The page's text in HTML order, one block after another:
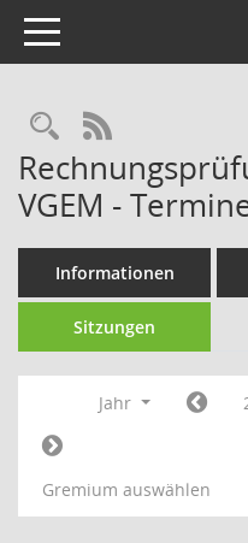
Toggle navigation
RSS-Feed
VGEM -
Informationen
Sitzungen
Jahr
Gremium auswählen